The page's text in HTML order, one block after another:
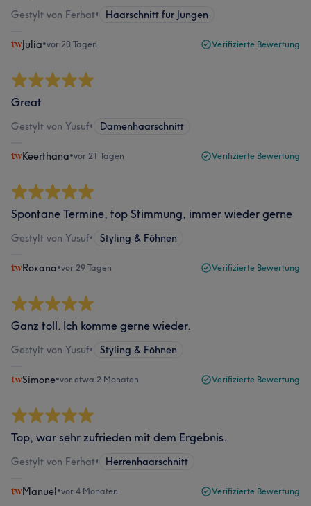
Gestylt von Ferhat• Haarschnitt für Jungen
Julia•vor 20 Tagen Verifizierte Bewertung
Great
Gestylt von Yusuf• Damenhaarschnitt
Keerthana•vor 21 Tagen Verifizierte Bewertung
Spontane Termine, top Stimmung, immer wieder gerne
Gestylt von Yusuf• Styling & Föhnen
Roxana•vor 29 Tagen Verifizierte Bewertung
Ganz toll. Ich komme gerne wieder.
Gestylt von Yusuf• Styling & Föhnen
Simone•vor etwa 2 Monaten Verifizierte Bewertung
Top, war sehr zufrieden mit dem Ergebnis.
Gestylt von Ferhat• Herrenhaarschnitt
Manuel•vor 4 Monaten Verifizierte Bewertung